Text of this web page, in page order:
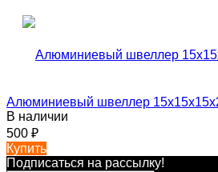
Алюминиевый швеллер
В наличии
500 ₽
Купить
Подписаться на рассылкy!